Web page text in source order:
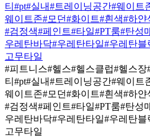
티 #pt#실내#트레이닝공간#웨이트
웨이트존#모던#화이트#흰색#하얀
#검정색#페인트#타일#PT룸#탄성
우레탄바닥#우레탄타일#우레탄블
고무타일
#피트니스#헬스#헬스클럽#헬스장
티 #pt#실내#트레이닝공간#웨이트
웨이트존#모던#화이트#흰색#하얀
#검정색#페인트#타일#PT룸#탄성
우레탄바닥#우레탄타일#우레탄블
고무타일